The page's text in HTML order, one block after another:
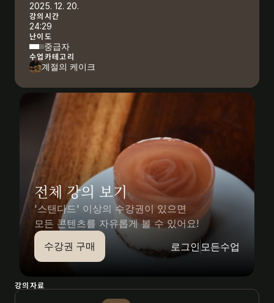
2025. 12. 20.
강의시간
24:29
난이도
중급자
수업카테고리
계절의 케이크
전체 강의 보기
'스탠다드' 이상의 수강권이 있으면
모든 콘텐츠를 자유롭게 볼 수 있어요!
수강권 구매
로그인 모든수업
강의자료